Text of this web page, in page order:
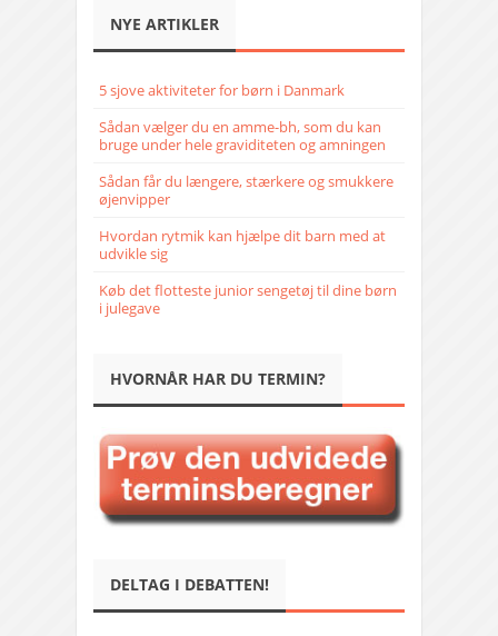
NYE ARTIKLER
5 sjove aktiviteter for børn i Danmark
Sådan vælger du en amme-bh, som du kan
bruge under hele graviditeten og amningen
Sådan får du længere, stærkere og smukkere
øjenvipper
Hvordan rytmik kan hjælpe dit barn med at
udvikle sig
Køb det flotteste junior sengetøj til dine børn
i julegave
HVORNÅR HAR DU TERMIN?
DELTAG I DEBATTEN!